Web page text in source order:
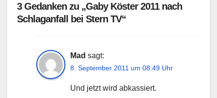
3 Gedanken zu „Gaby Köster 2011 nach
Schlaganfall bei Stern TV“
Mad sagt:
8. September 2011 um 08:49 Uhr
Und jetzt wird abkassiert.